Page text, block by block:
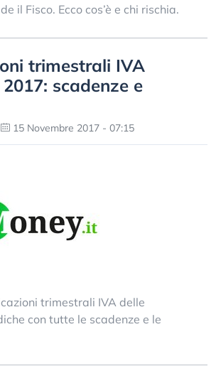
il Fisco. Ecco cos’è e chi rischia.
trimestrali IVA
scadenze e
15 Novembre 2017 - 07:15
trimestrali IVA delle
con tutte le scadenze e le